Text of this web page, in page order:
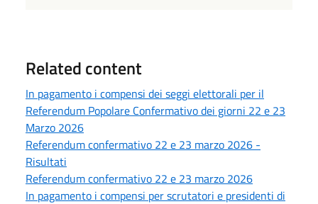
Related content
In pagamento i compensi dei seggi elettorali per il
Referendum Popolare Confermativo dei giorni 22 e 23
Marzo 2026
Referendum confermativo 22 e 23 marzo 2026 -
Risultati
Referendum confermativo 22 e 23 marzo 2026
In pagamento i compensi per scrutatori e presidenti di